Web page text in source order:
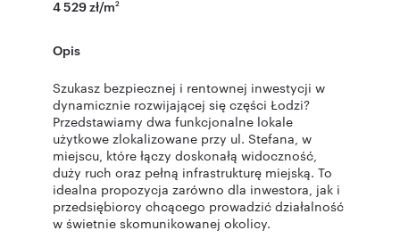
4 529 zł/m2
Opis
Szukasz bezpiecznej i rentownej inwestycji w
dynamicznie rozwijającej się części Łodzi?
Przedstawiamy dwa funkcjonalne lokale
użytkowe zlokalizowane przy ul. Stefana, w
miejscu, które łączy doskonałą widoczność,
duży ruch oraz pełną infrastrukturę miejską. To
idealna propozycja zarówno dla inwestora, jak i
przedsiębiorcy chcącego prowadzić działalność
w świetnie skomunikowanej okolicy.